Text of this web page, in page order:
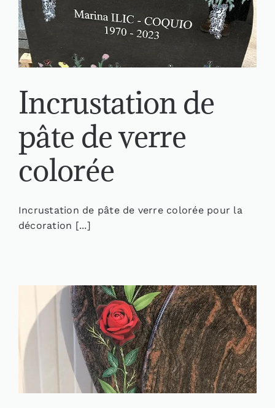
Incrustation de
pâte de verre
colorée
Incrustation de pâte de verre colorée pour la
décoration [...]